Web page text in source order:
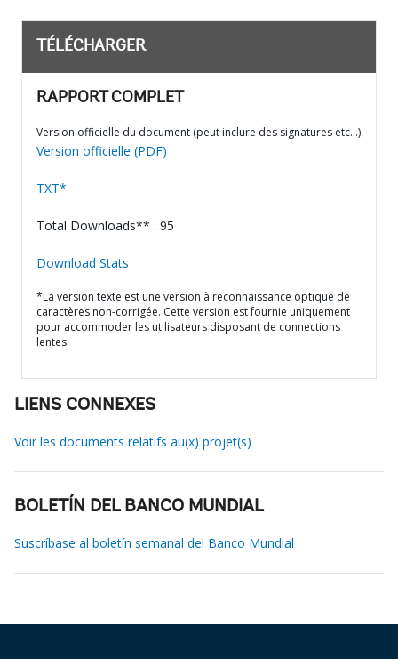
TÉLÉCHARGER
RAPPORT COMPLET
Version officielle du document (peut inclure des signatures etc…)
Version officielle (PDF)
TXT*
Total Downloads** : 95
Download Stats
*La version texte est une version à reconnaissance optique de
caractères non-corrigée. Cette version est fournie uniquement
pour accommoder les utilisateurs disposant de connections
lentes.
LIENS CONNEXES
Voir les documents relatifs au(x) projet(s)
BOLETÍN DEL BANCO MUNDIAL
Suscríbase al boletín semanal del Banco Mundial